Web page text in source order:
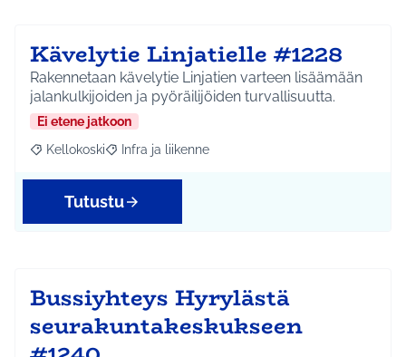
Kävelytie Linjatielle #1228
Rakennetaan kävelytie Linjatien varteen lisäämään
jalankulkijoiden ja pyöräilijöiden turvallisuutta.
Ei etene jatkoon
Rajaa tulokset aihepiirin mukaan: Kellokoski
Kellokoski Rajaa tulokset teeman mukaan: Infra ja liikenne
Infra ja liikenne
Tutustu
Bussiyhteys Hyrylästä
seurakuntakeskukseen